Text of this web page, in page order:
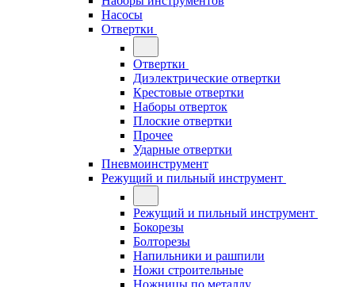
Насосы
Отвертки
Отвертки
Диэлектрические отвертки
Крестовые отвертки
Наборы отверток
Плоские отвертки
Прочее
Ударные отвертки
Пневмоинструмент
Режущий и пильный инструмент
Режущий и пильный инструмент
Бокорезы
Болторезы
Напильники и рашпили
Ножи строительные
Ножницы по металлу